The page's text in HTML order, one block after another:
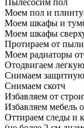
Пылесосим пол
Моем пол и
Моем шкафы и
Моем шкафы
Протираем от
Моем радиаторы
Отодвигаем
Снимаем
Снимаем скотч
Избавляем от
Избавляем мебель
Оттираем следы и